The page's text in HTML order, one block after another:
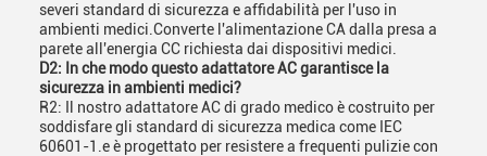
severi standard di sicurezza e affidabilità per l'uso in
ambienti medici.Converte l'alimentazione CA dalla presa a
parete all'energia CC richiesta dai dispositivi medici.
D2: In che modo questo adattatore AC garantisce la
sicurezza in ambienti medici?
R2: Il nostro adattatore AC di grado medico è costruito per
soddisfare gli standard di sicurezza medica come IEC
60601-1.e è progettato per resistere a frequenti pulizie con